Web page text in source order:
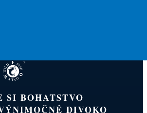
SI BOHATSTVO
DIVOKO